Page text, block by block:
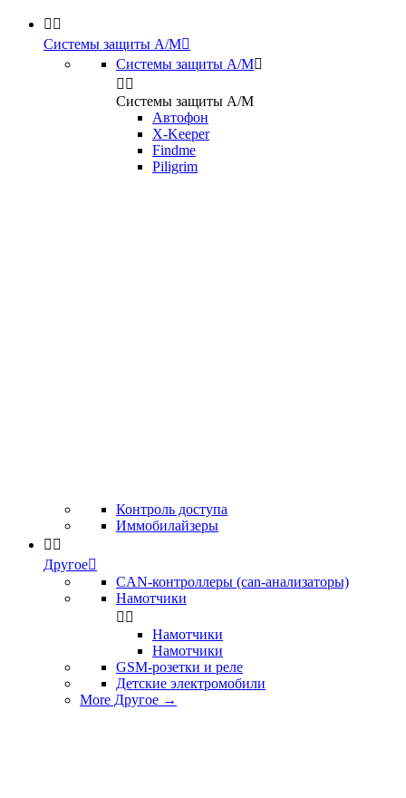
 
Системы защиты А/М
Системы защиты А/М
 
Системы защиты А/М
Автофон
X-Keeper
Findme
Piligrim
Контроль доступа
Иммобилайзеры
 
Другое
CAN-контроллеры (can-анализаторы)
Намотчики
 
Намотчики
Намотчики
GSM-розетки и реле
Детские электромобили
More Другое →